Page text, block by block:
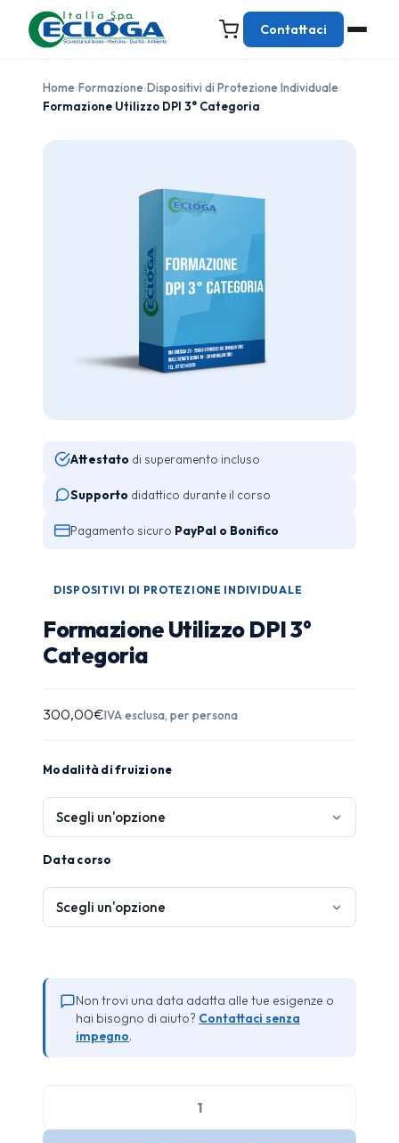
Contattaci
Home›Formazione›Dispositivi di Protezione Individuale›
Formazione Utilizzo DPI 3° Categoria
Attestato di superamento incluso
Supporto didattico durante il corso
Pagamento sicuro PayPal o Bonifico
DISPOSITIVI DI PROTEZIONE INDIVIDUALE
Formazione Utilizzo DPI 3°
Categoria
300,00€IVA esclusa, per persona
Modalità di fruizione
Data corso
Non trovi una data adatta alle tue esigenze o
hai bisogno di aiuto? Contattaci senza
impegno.
Utilizzo